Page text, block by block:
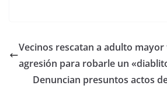
Vecinos rescatan a adulto
agresión para robarle un
Denuncian presuntos actos